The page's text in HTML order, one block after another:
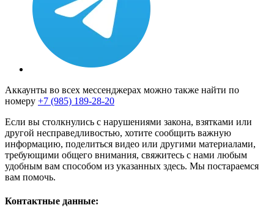
Аккаунты во всех мессенджерах можно также найти по
номеру +7 (985) 189-28-20
Если вы столкнулись с нарушениями закона, взятками или
другой несправедливостью, хотите сообщить важную
информацию, поделиться видео или другими материалами,
требующими общего внимания, свяжитесь с нами любым
удобным вам способом из указанных здесь. Мы постараемся
вам помочь.
Контактные данные: